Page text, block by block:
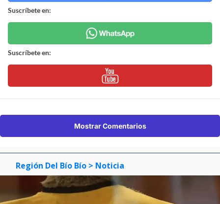
Suscríbete en:
Suscríbete en:
Mostrar Comentarios
Región Del Bío Bío > Noticia